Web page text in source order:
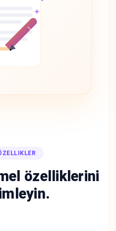
özelliklerini